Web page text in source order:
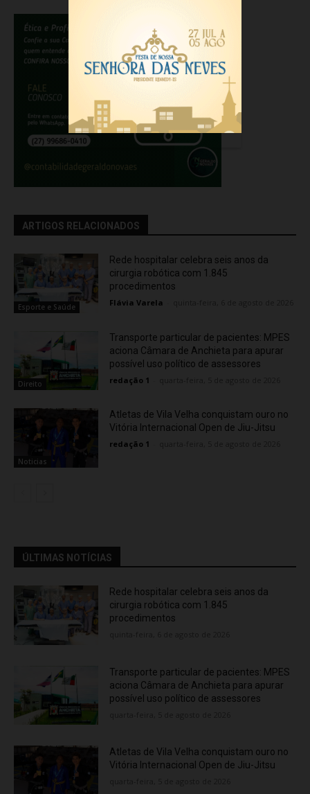
ARTIGOS RELACIONADOS
Esporte e Saúde
Rede hospitalar celebra seis anos da
cirurgia robótica com 1.845
procedimentos
Flávia Varela
Direito
Transporte particular de pacientes: MPES
aciona Câmara de Anchieta para apurar
possível uso político de assessores
redação 1
Noticias
Atletas de Vila Velha conquistam ouro no
Vitória Internacional Open de Jiu-Jitsu
redação 1
ÚLTIMAS NOTÍCIAS
Rede hospitalar celebra seis anos da
cirurgia robótica com 1.845
procedimentos
Transporte particular de pacientes: MPES
aciona Câmara de Anchieta para apurar
possível uso político de assessores
Atletas de Vila Velha conquistam ouro no
Vitória Internacional Open de Jiu-Jitsu